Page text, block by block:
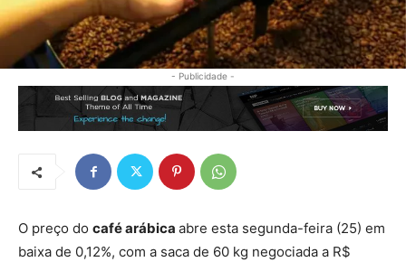
- Publicidade -
O preço do café arábica abre esta segunda-feira (25) em
baixa de 0,12%, com a saca de 60 kg negociada a R$